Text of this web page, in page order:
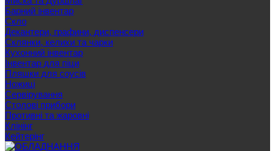
Барний інвентар
Скло
Декантери, графини, диспенсери
Склянки, келихи та чарки
Кухонний інвентар
Інвентар для піци
Пляшки для соусів
Ножиці
Сервірування
Cтолові прибори
Противні та жаровні
Клінінг
Кейтерінг